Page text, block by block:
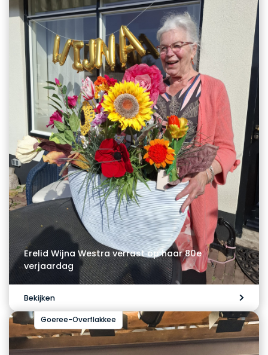
Erelid Wijna Westra verrast op haar 80e
verjaardag
Bekijken
Goeree-Overflakkee